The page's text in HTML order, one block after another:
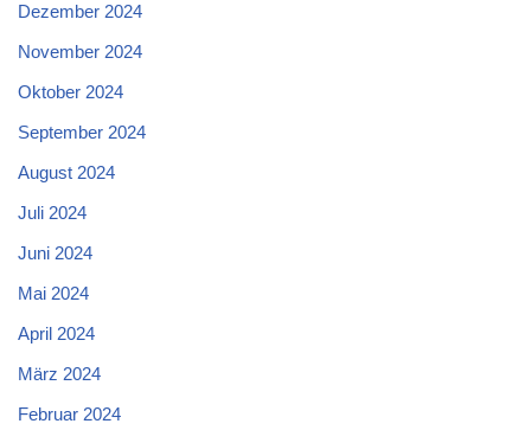
Dezember 2024
November 2024
Oktober 2024
September 2024
August 2024
Juli 2024
Juni 2024
Mai 2024
April 2024
März 2024
Februar 2024